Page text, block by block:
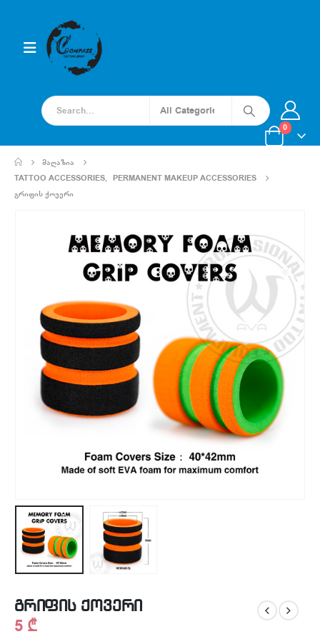
0
ᲛᲐᲦᲐᲖᲘᲐ
TATTOO ACCESSORIES, PERMANENT MAKEUP ACCESSORIES
ᲒᲠᲘᲤᲘᲡ ᲥᲝᲕᲔᲠᲘ
გრიფის ქოვერი
5 ₾